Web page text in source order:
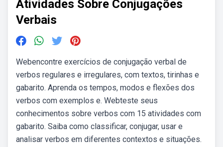
Atividades Sobre Conjugações
Verbais
Webencontre exercícios de conjugação verbal de
verbos regulares e irregulares, com textos, tirinhas e
gabarito. Aprenda os tempos, modos e flexões dos
verbos com exemplos e. Webteste seus
conhecimentos sobre verbos com 15 atividades com
gabarito. Saiba como classificar, conjugar, usar e
analisar verbos em diferentes contextos e situações.